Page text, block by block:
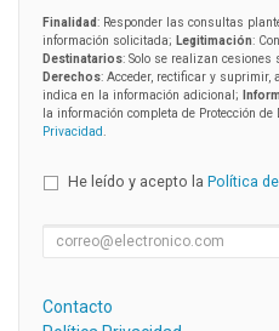
Finalidad: Responder las consultas
información solicitada; Legitimación:
Destinatarios: Solo se realizan
Derechos: Acceder, rectificar y suprimir,
indica en la información adicional;
la información completa de Protección de
Privacidad
He leído y acepto la Política
Contacto